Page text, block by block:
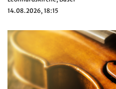
14.08.2026, 18:15